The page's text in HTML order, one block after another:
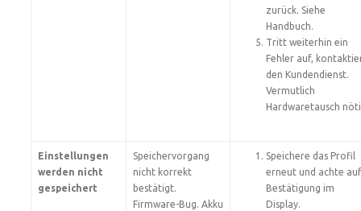
zurück. Siehe
Handbuch.
Tritt weiterhin ein
Fehler auf,
den Kundendienst.
Vermutlich
Hardwaretausch
Einstellungen
werden nicht
gespeichert
Speichervorgang
nicht korrekt
bestätigt.
Firmware-Bug. Akku
Speichere das Profil
erneut und achte auf
Bestätigung im
Display.